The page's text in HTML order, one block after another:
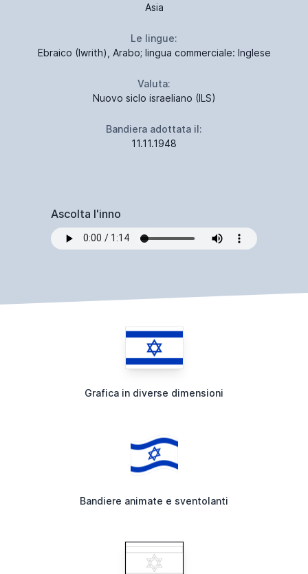
Asia
Le lingue:
Ebraico (Iwrith), Arabo; lingua commerciale: Inglese
Valuta:
Nuovo siclo israeliano (ILS)
Bandiera adottata il:
11.11.1948
Ascolta l'inno
Grafica in diverse dimensioni
Bandiere animate e sventolanti